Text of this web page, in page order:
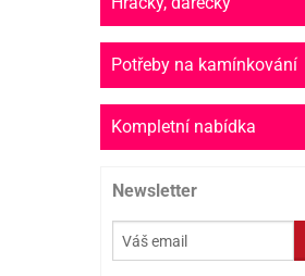
Potřeby na kamínkování
Kompletní nabídka
Newsletter